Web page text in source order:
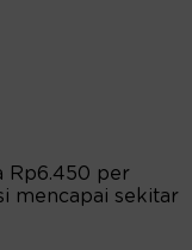
Rp6.450 per
mencapai sekitar